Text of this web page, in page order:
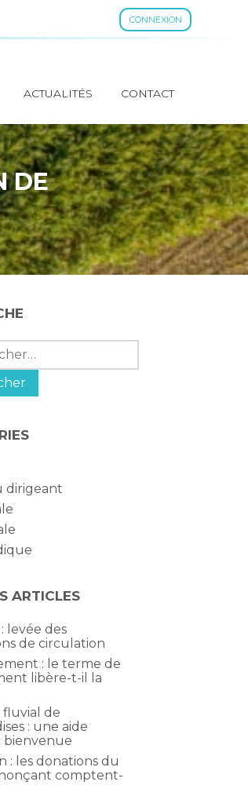
CONNEXION
ACTUALITÉS CONTACT
DE
:
dirigeant
ARTICLES
levée des
de circulation
: le terme de
libère-t-il la
de
: une aide
bienvenue
: les donations du
comptent-